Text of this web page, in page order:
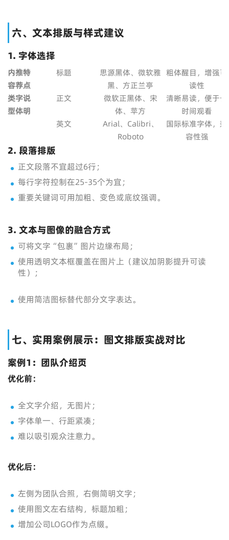
六、文本排版与样式建议
1. 字体选择
内
容
类
型
推
荐
字
体
特
点
说
明
标题
思源黑体、微软雅
黑、方正兰亭
粗体醒目，增强可
读性
正文
微软正黑体、宋
体、苹方
清晰易读，便于长
时间观看
英文
Arial、Calibri、
Roboto
国际标准字体，兼
容性强
2. 段落排版
正文段落不宜超过6行；
每行字符控制在25-35个为宜；
重要关键词可用加粗、变色或底纹强调。
3. 文本与图像的融合方式
可将文字“包裹”图片边缘布局；
使用透明文本框覆盖在图片上（建议加阴影提升可读
性）；
使用简洁图标替代部分文字表达。
七、实用案例展示：图文排版实战对比
案例1：团队介绍页
优化前：
全文字介绍，无图片；
字体单一、行距紧凑；
难以吸引观众注意力。
优化后：
左侧为团队合照，右侧简明文字；
使用图文左右结构，标题加粗；
增加公司LOGO作为点缀。